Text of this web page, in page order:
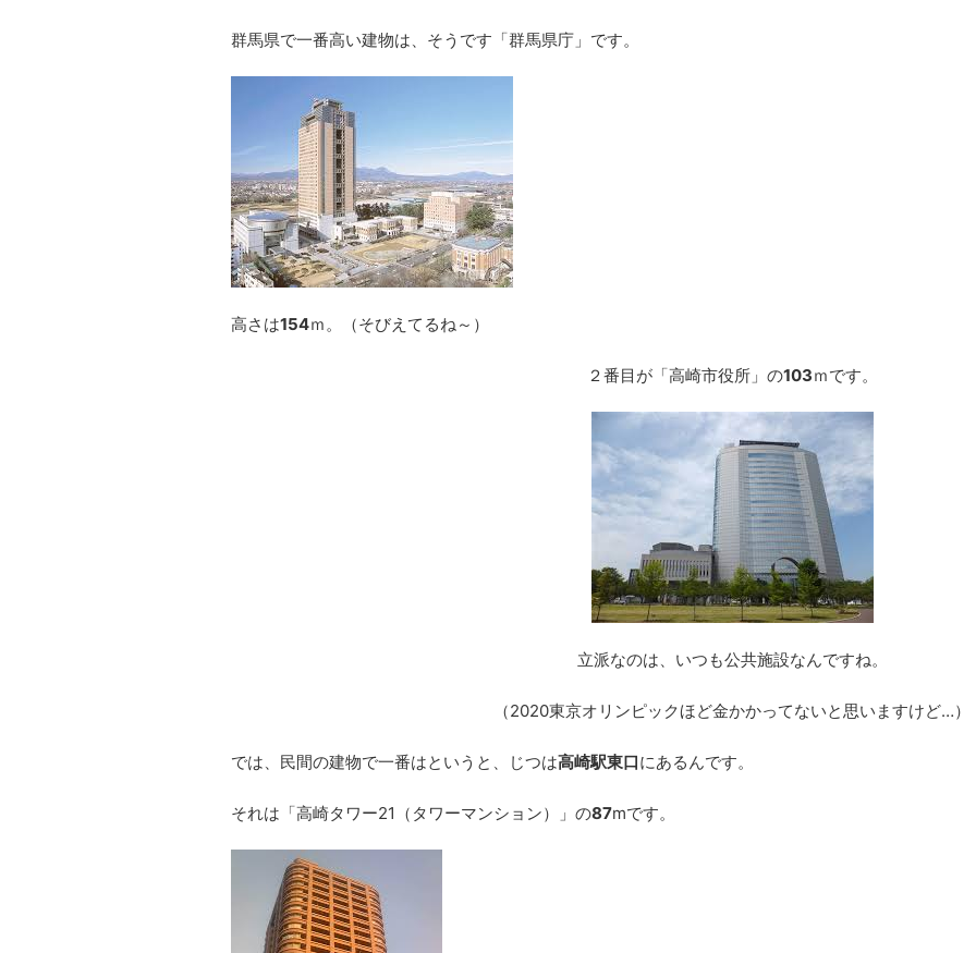
群馬県で一番高い建物は、そうです「群馬県庁」です。
高さは154ｍ。（そびえてるね～）
２番目が「高崎市役所」の103ｍです。
立派なのは、いつも公共施設なんですね。
（2020東京オリンピックほど金かかってないと思いますけど…）
では、民間の建物で一番はというと、じつは高崎駅東口にあるんです。
それは「高崎タワー21（タワーマンション）」の87mです。